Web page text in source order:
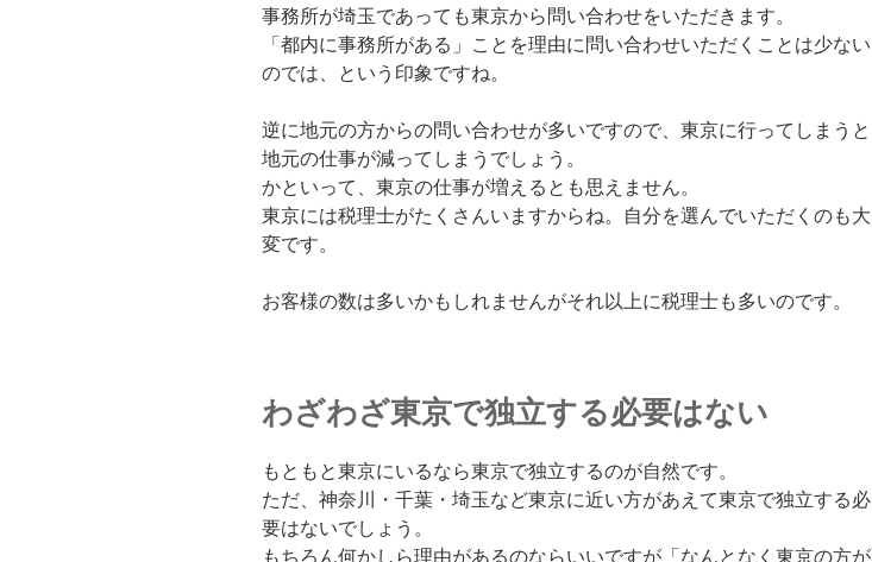
事務所が埼玉であっても東京から問い合わせをいただきます。
「都内に事務所がある」ことを理由に問い合わせいただくことは少ない
のでは、という印象ですね。
逆に地元の方からの問い合わせが多いですので、東京に行ってしまうと
地元の仕事が減ってしまうでしょう。
かといって、東京の仕事が増えるとも思えません。
東京には税理士がたくさんいますからね。自分を選んでいただくのも大
変です。
お客様の数は多いかもしれませんがそれ以上に税理士も多いのです。
わざわざ東京で独立する必要はない
もともと東京にいるなら東京で独立するのが自然です。
ただ、神奈川・千葉・埼玉など東京に近い方があえて東京で独立する必
要はないでしょう。
もちろん何かしら理由があるのならいいですが「なんとなく東京の方が